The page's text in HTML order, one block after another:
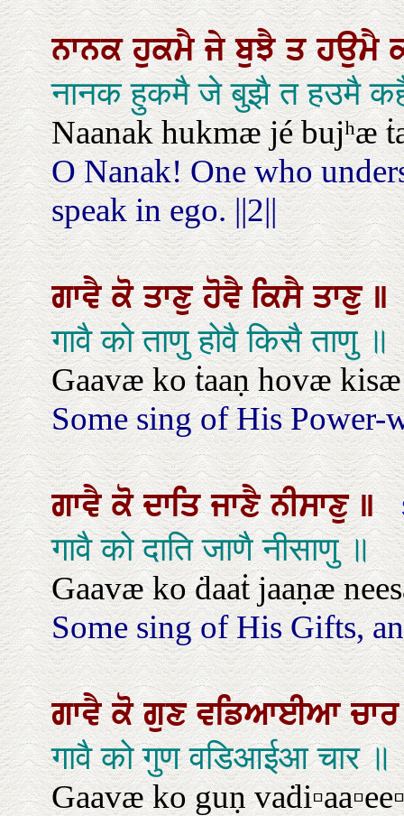
ਨਾਨਕਹੁਕਮੈਜੇਬੁਝੈਤਹਉਮੈ
नानक हुकमै जे बुझै त हउमै
Naanak hukmæ jé bujʰæ
O Nanak! One who
speak in ego. ||2||
ਗਾਵੈਕੋਤਾਣੁਹੋਵੈਕਿਸੈਤਾਣੁ॥
गावै को ताणु होवै किसै ताणु ॥
Gaavæ ko ṫaaṇ hovæ kisæ
Some sing of His Power-
ਗਾਵੈਕੋਦਾਤਿਜਾਣੈਨੀਸਾਣੁ॥
गावै को दाति जाणै नीसाणु ॥
Gaavæ ko ḋaaṫ jaaṇæ
Some sing of His Gifts,
ਗਾਵੈਕੋਗੁਣਵਡਿਆਈਆ
गावै को गुण वडिआईआ चार ॥
Gaavæ ko guṇ